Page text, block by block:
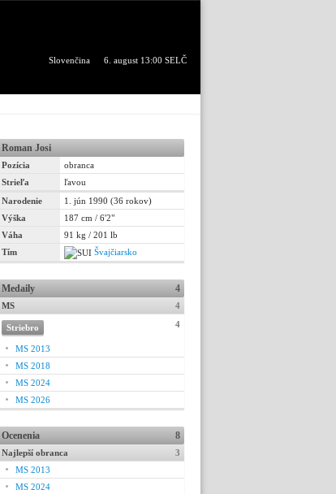
Slovenčina 6. august 13:00 SELČ
Roman Josi
Pozícia
obranca
Strieľa
ľavou
Narodenie
1. jún 1990 (36 rokov)
Výška
187 cm / 6'2"
Váha
91 kg / 201 lb
Tím
Švajčiarsko
Medaily 4
MS 4
Striebro 4
MS 2013
MS 2018
MS 2024
MS 2026
Ocenenia 8
Najlepší obranca
3
MS 2013
MS 2024